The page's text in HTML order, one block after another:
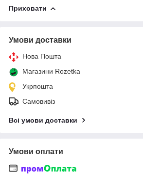
Приховати
Умови доставки
Нова Пошта
Магазини Rozetka
Укрпошта
Самовивіз
Всі умови доставки
Умови оплати